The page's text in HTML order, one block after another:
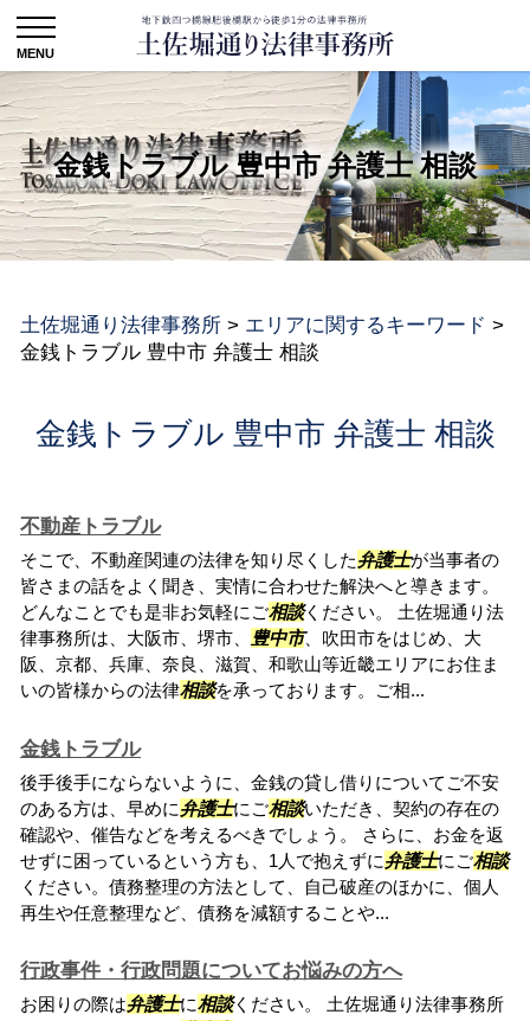
金銭トラブル 豊中市 弁護士 相談
土佐堀通り法律事務所 > エリアに関するキーワード >
金銭トラブル 豊中市 弁護士 相談
金銭トラブル 豊中市 弁護士 相談
不動産トラブル
そこで、不動産関連の法律を知り尽くした弁護士が当事者の
皆さまの話をよく聞き、実情に合わせた解決へと導きます。
どんなことでも是非お気軽にご相談ください。 土佐堀通り法
律事務所は、大阪市、堺市、
豊中市、吹田市をはじめ、大
阪、京都、兵庫、奈良、滋賀、和歌山等近畿エリアにお住ま
いの皆様からの法律相談を承っております。ご相...
金銭トラブル
後手後手にならないように、金銭の貸し借りについてご不安
のある方は、早めに弁護士にご相談いただき、契約の存在の
確認や、催告などを考えるべきでしょう。 さらに、お金を返
せずに困っているという方も、1人で抱えずに弁護士にご相談
ください。債務整理の方法として、自己破産のほかに、個人
再生や任意整理など、債務を減額することや...
行政事件・行政問題についてお悩みの方へ
お困りの際は弁護士に相談ください。 土佐堀通り法律事務所